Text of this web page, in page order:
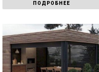
ПОДРОБНЕЕ